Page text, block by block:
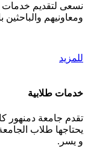
نسعى لتقديم خدمات
ومعاونيهم
للمزيد
خدمات طلابية
تقدم جامعة دمنهور
يحتاجها طلاب
و يسر.